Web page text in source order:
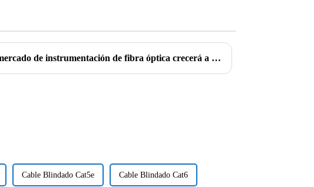
Se estima que el mercado de instrumentación de fibra óptica crecerá a una CAGR del 10,3%, 2019-2027 | Última cobertura de la industria por Douglas Insights
Cable Blindado Cat5e Cable Blindado Cat6